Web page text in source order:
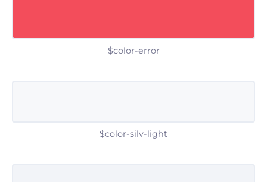
$color-error
$color-silv-light